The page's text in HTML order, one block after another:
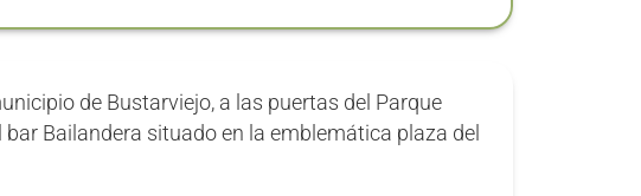
de Bustarviejo, a las puertas del Parque
Bailandera situado en la emblemática plaza del